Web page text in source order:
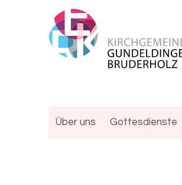
Über uns Gottesdienste